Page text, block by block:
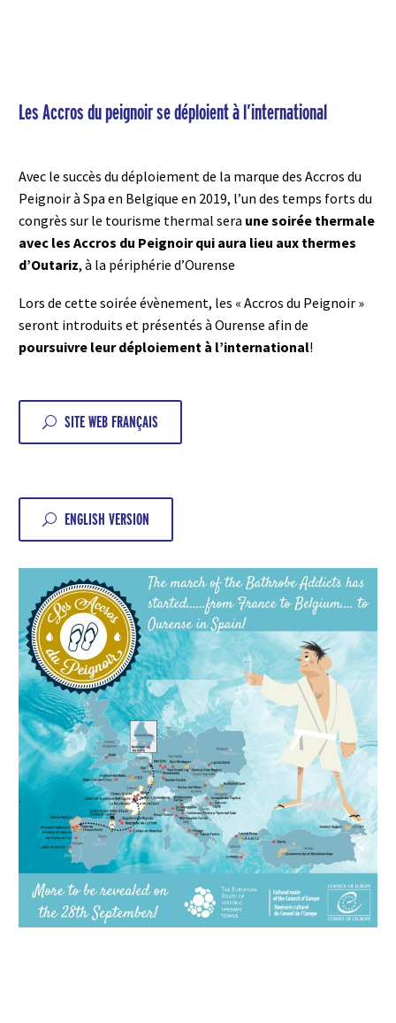
Les Accros du peignoir se déploient à l’international
Avec le succès du déploiement de la marque des Accros du
Peignoirà Spa en Belgique en 2019, l’un des temps forts du
congrès sur le tourisme thermal sera une soirée thermale
avec les Accros du Peignoir qui aura lieu aux thermes
d’Outariz, à la périphérie d’Ourense
Lors de cette soirée évènement, les « Accros du Peignoir »
seront introduits et présentés à Ourense afin de
poursuivre leur déploiement à l’international!
U SITE WEB FRANÇAIS
U ENGLISH VERSION